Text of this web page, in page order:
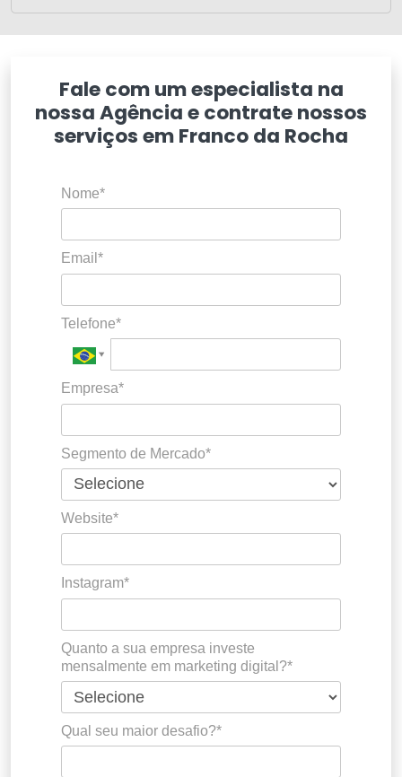
Fale com um especialista na
nossa Agência e contrate nossos
serviços em Franco da Rocha
Nome*
Email*
Telefone*
Empresa*
Segmento de Mercado*
Website*
Instagram*
Quanto a sua empresa investe
mensalmente em marketing digital?*
Qual seu maior desafio?*